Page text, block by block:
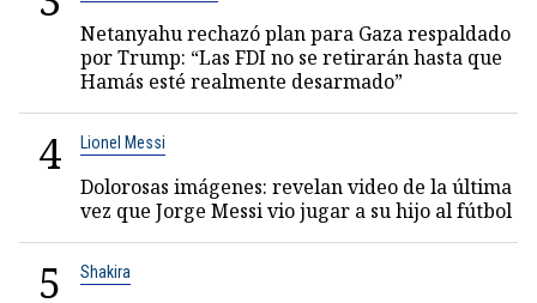
Netanyahu rechazó plan para Gaza respaldado
por Trump: “Las FDI no se retirarán hasta que
Hamás esté realmente desarmado”
4 Lionel Messi
Dolorosas imágenes: revelan video de la última
vez que Jorge Messi vio jugar a su hijo al fútbol
5 Shakira